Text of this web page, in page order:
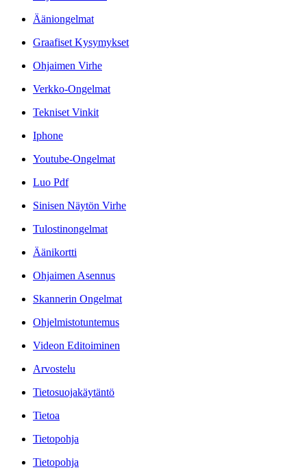
Ääniongelmat
Graafiset Kysymykset
Ohjaimen Virhe
Verkko-Ongelmat
Tekniset Vinkit
Iphone
Youtube-Ongelmat
Luo Pdf
Sinisen Näytön Virhe
Tulostinongelmat
Äänikortti
Ohjaimen Asennus
Skannerin Ongelmat
Ohjelmistotuntemus
Videon Editoiminen
Arvostelu
Tietosuojakäytäntö
Tietoa
Tietopohja
Tietopohja